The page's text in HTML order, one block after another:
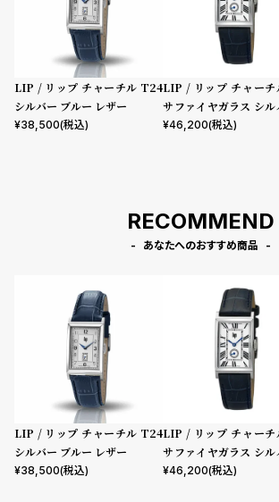
LIP / リップ チャーチル T24
シルバー ブルー レザー
¥38,500(税込)
LIP / リップ チャー
サファイヤガラス シル
イビー レザー
¥46,200(税込)
RECOMMEND
あなたへのおすすめ商品
LIP / リップ チャーチル T24
シルバー ブルー レザー
¥38,500(税込)
LIP / リップ チャー
サファイヤガラス シル
イビー レザー
¥46,200(税込)